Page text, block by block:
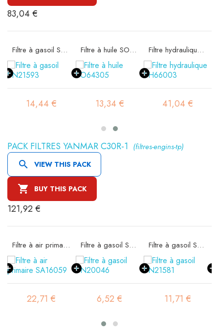
83,04 €
Filtre à gasoil SN21593
14,44 €
Filtre à huile SO64305
13,34 €
Filtre hydraulique SH66003
41,04 €
PACK FILTRES YANMAR C30R-1 (filtres-engins-tp)
 VIEW THIS PACK
 BUY THIS PACK
121,92 €
Filtre à air primaire SA16059
22,71 €
Filtre à gasoil SN20046
6,52 €
Filtre à gasoil SN21581
11,71 €